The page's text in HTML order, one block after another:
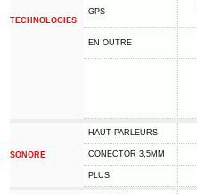
TECHNOLOGIES
GPS
EN OUTRE
SONORE
HAUT-PARLEURS
CONECTOR 3,5MM
PLUS